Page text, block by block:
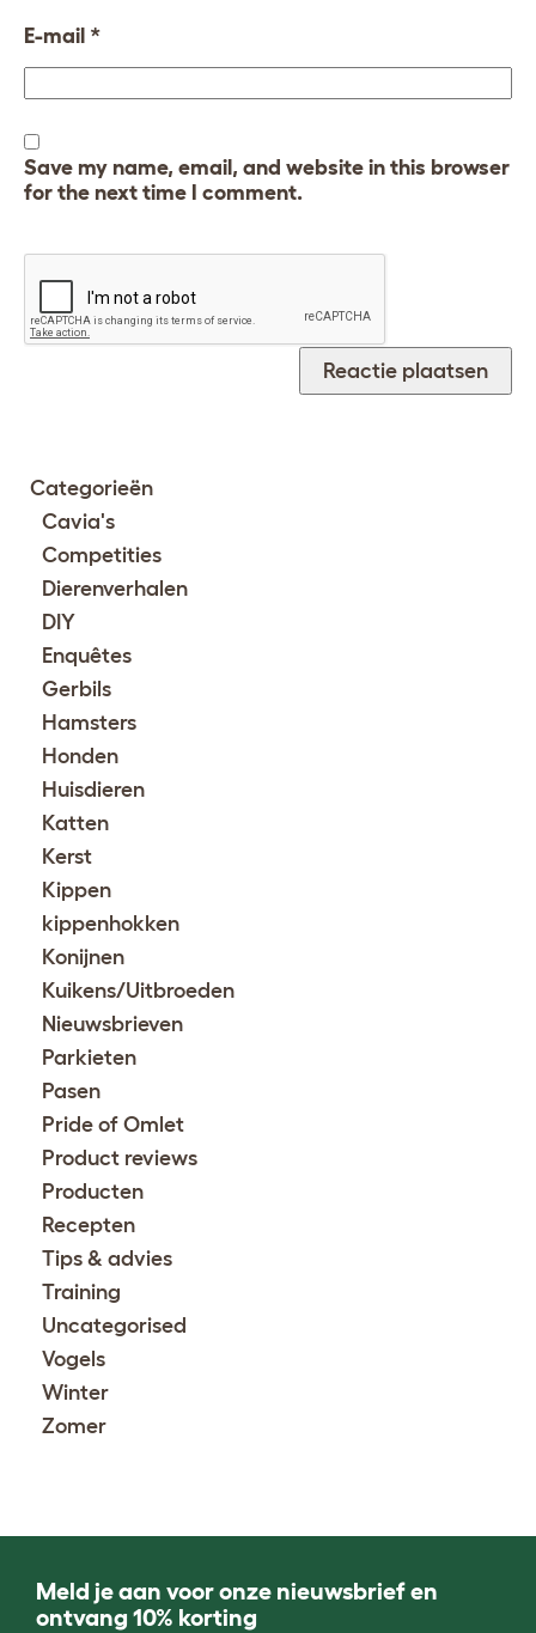
E-mail *
Save my name, email, and website in this browser
for the next time I comment.
Categorieën
Cavia's
Competities
Dierenverhalen
DIY
Enquêtes
Gerbils
Hamsters
Honden
Huisdieren
Katten
Kerst
Kippen
kippenhokken
Konijnen
Kuikens/Uitbroeden
Nieuwsbrieven
Parkieten
Pasen
Pride of Omlet
Product reviews
Producten
Recepten
Tips & advies
Training
Uncategorised
Vogels
Winter
Zomer
Meld je aan voor onze nieuwsbrief en
ontvang 10% korting